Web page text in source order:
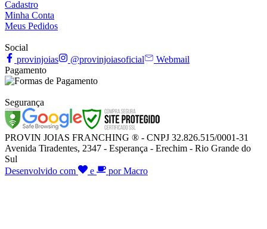
Cadastro
Minha Conta
Meus Pedidos
Social
provinjoias
@provinjoiasoficial
Webmail
Pagamento
Segurança
PROVIN JOIAS FRANCHING ® - CNPJ 32.826.515/0001-31
Avenida Tiradentes, 2347 - Esperança - Erechim - Rio Grande do
Sul
Desenvolvido com
e por Macro